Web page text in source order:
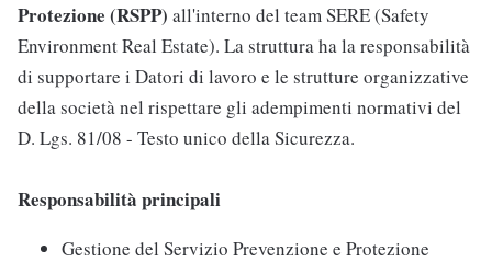
Protezione (RSPP) all'interno del team SERE (Safety
Environment Real Estate). La struttura ha la responsabilità
di supportare i Datori di lavoro e le strutture organizzative
della società nel rispettare gli adempimenti normativi del
D. Lgs. 81/08 - Testo unico della Sicurezza.
Responsabilità principali
Gestione del Servizio Prevenzione e Protezione